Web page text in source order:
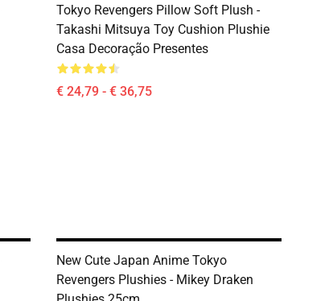
Tokyo Revengers Pillow Soft Plush -
Takashi Mitsuya Toy Cushion Plushie
Casa Decoração Presentes
€ 24,79 - € 36,75
New Cute Japan Anime Tokyo
Revengers Plushies - Mikey Draken